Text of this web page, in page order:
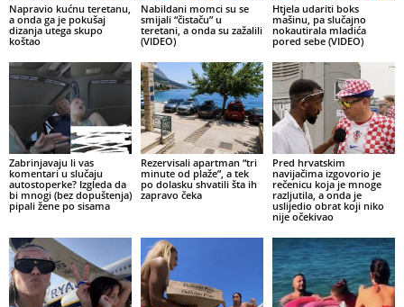
Napravio kućnu teretanu,
a onda ga je pokušaj
dizanja utega skupo
koštao
Nabildani momci su se
smijali “čistaču” u
teretani, a onda su zažalili
(VIDEO)
Htjela udariti boks
mašinu, pa slučajno
nokautirala mladića
pored sebe (VIDEO)
Zabrinjavaju li vas
komentari u slučaju
autostoperke? Izgleda da
bi mnogi (bez dopuštenja)
pipali žene po sisama
Rezervisali apartman “tri
minute od plaže”, a tek
po dolasku shvatili šta ih
zapravo čeka
Pred hrvatskim
navijačima izgovorio je
rečenicu koja je mnoge
razljutila, a onda je
uslijedio obrat koji niko
nije očekivao